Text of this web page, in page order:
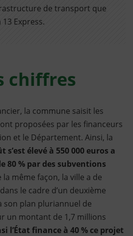
de transport que
Express.
chiffres
la commune saisit les
proposées par les financeurs
et le Département. Ainsi, la
s’est élevé à 550 000 euros a
80 % par des subventions
la même façon, la ville a de
le cadre d’un deuxième
son plan pluriannuel de
un montant de 1,7 millions
l’État finance à 40 % ce projet